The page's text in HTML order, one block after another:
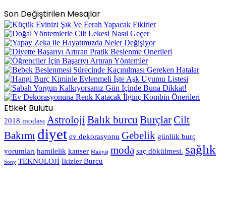
Son Değiştirilen Mesajlar
Etiket Bulutu
2018 modası Astroloji Balık burcu BurçlarCilt
Bakımı diyet ev dekorasyonu Gebelik günlük burç
yorumları hamilelik kanser Makyaj moda saç dökülmesi. sağlık
Sony TEKNOLOJİ İkizler Burcu